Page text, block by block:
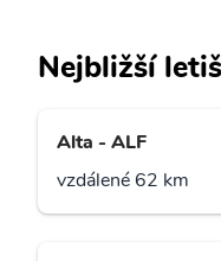
Nejbližší
Alta - ALF
vzdálené 62 km